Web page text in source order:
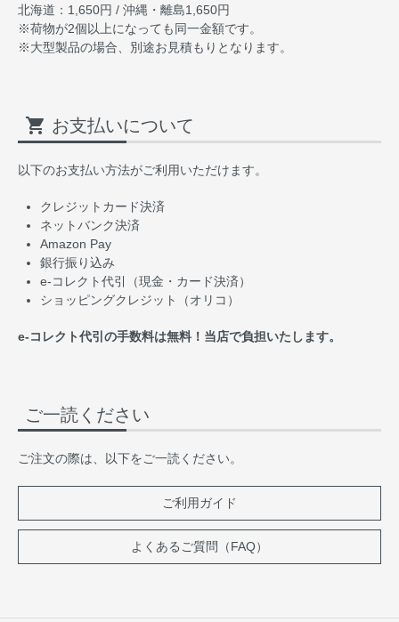
北海道：1,650円 / 沖縄・離島1,650円
※荷物が2個以上になっても同一金額です。
※大型製品の場合、別途お見積もりとなります。
ご一読ください
ご注文の際は、以下をご一読ください。
ご利用ガイド
よくあるご質問（FAQ）
shopping_cart お支払いについて
以下のお支払い方法がご利用いただけます。
クレジットカード決済
ネットバンク決済
Amazon Pay
銀行振り込み
e-コレクト代引（現金・カード決済）
ショッピングクレジット（オリコ）
e-コレクト代引の手数料は無料！当店で負担いたします。